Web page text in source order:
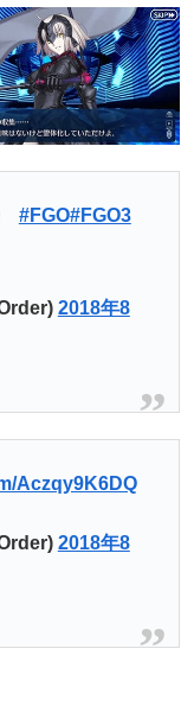
#FGO#FGO3
2018年8
Aczqy9K6DQ
2018年8